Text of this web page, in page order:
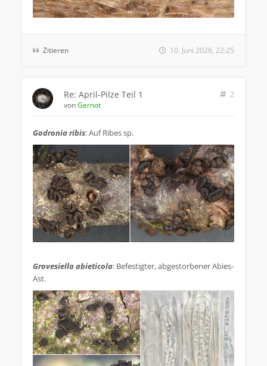
Zitieren 10. Juni 2026, 22:25
Re: April-Pilze Teil 1
2
vonGernot
Godronia ribis: Auf Ribes sp.
Grovesiella abieticola: Befestigter, abgestorbener Abies-
Ast.